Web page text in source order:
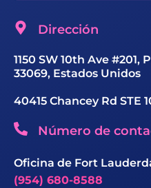
Dirección
1150 SW 10th Ave #201,
33069, Estados Unidos
40415 Chancey Rd STE
Número de
Oficina de Fort
(954) 680-8588